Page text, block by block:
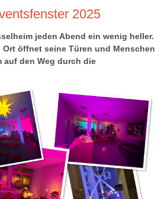
2025
jeden Abend ein wenig heller.
öffnet seine Türen und Menschen
auf den Weg durch die